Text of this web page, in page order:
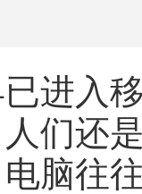
进入
们还
脑往